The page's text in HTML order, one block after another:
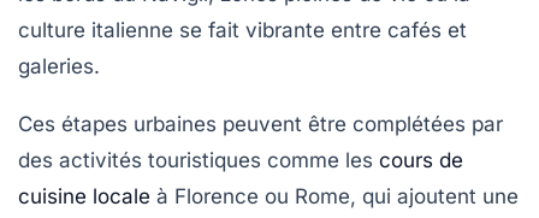
culture italienne se fait vibrante entre cafés et
galeries.
Ces étapes urbaines peuvent être complétées par
des activités touristiques comme les cours de
cuisine locale à Florence ou Rome, qui ajoutent une